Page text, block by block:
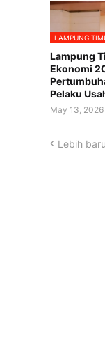
LAMPUNG
Lampung
Ekonomi
Pelaku
May 13, 2026
Lebih baru